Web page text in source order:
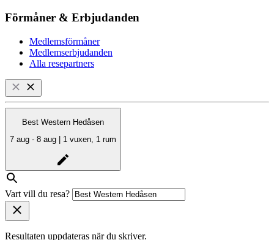
Förmåner & Erbjudanden
Medlemsförmåner
Medlemserbjudanden
Alla resepartners
Best Western Hedåsen
7 aug - 8 aug | 1 vuxen, 1 rum
Vart vill du resa?
Resultaten uppdateras när du skriver.